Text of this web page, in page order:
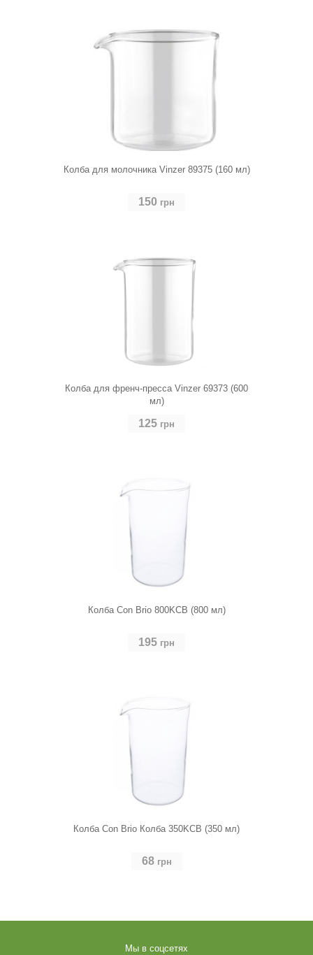
Колба для молочника Vinzer 89375 (160 мл)
150 грн
Колба для френч-пресса Vinzer 69373 (600
мл)
125 грн
Колба Con Brio 800KCB (800 мл)
195 грн
Колба Con Brio Колба 350KCB (350 мл)
68 грн
Мы в соцсетях